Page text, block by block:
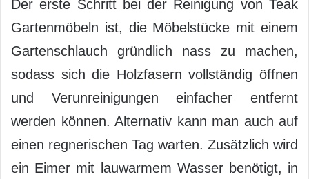
Der erste Schritt bei der Reinigung von Teak
Gartenmöbeln ist, die Möbelstücke mit einem
Gartenschlauch gründlich nass zu machen,
sodass sich die Holzfasern vollständig öffnen
und Verunreinigungen einfacher entfernt
werden können. Alternativ kann man auch auf
einen regnerischen Tag warten. Zusätzlich wird
ein Eimer mit lauwarmem Wasser benötigt, in